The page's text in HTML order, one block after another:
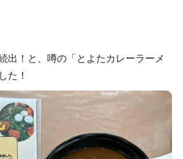
出！と、噂の「とよたカレーラーメ
た！